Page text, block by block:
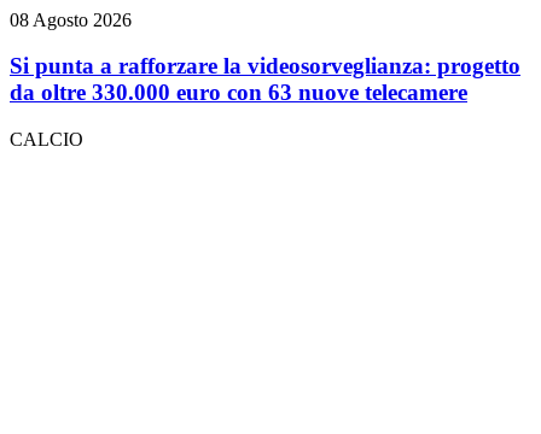
08 Agosto 2026
Si punta a rafforzare la videosorveglianza: progetto
da oltre 330.000 euro con 63 nuove telecamere
CALCIO